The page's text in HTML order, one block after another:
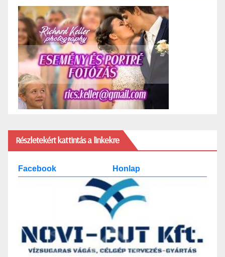
Részletekért kattintás a linkekre
Facebook Honlap